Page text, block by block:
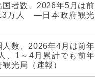
国者数、2026年5月は前
万人 ―日本政府観光
人数、2026年4月は前年
、1～4月累計でも前年
光局（速報）